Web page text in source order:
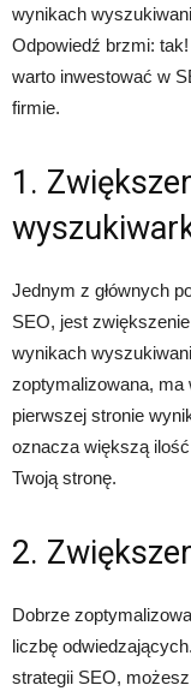
wynikach
Odpowiedź brzmi:
warto inwestować w
firmie.
1.
Jednym z głównych
SEO, jest
wynikach
zoptymalizowana, ma
pierwszej stronie
oznacza większą
Twoją stronę.
2.
Dobrze
liczbę
strategii SEO,